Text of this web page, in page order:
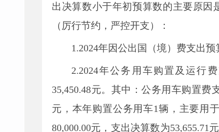
出决算数小于年初预算数的主要原因
（厉行节约，严控开支）：
1.2024年因公出国（境）费支出预
2.2024年公务用车购置及运行
35,450.48元。其中：公务用车购置费
元 ，本年购置公务用车1 辆， 主要用
80,000.00元，支出决算数为53,655.71